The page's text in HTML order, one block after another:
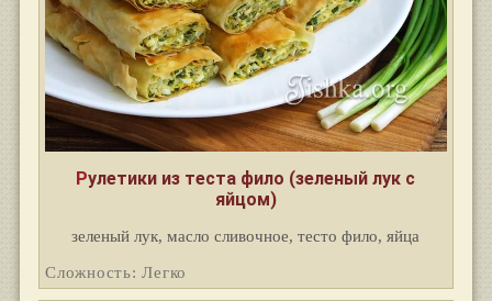
Рулетики из теста фило (зеленый лук с
яйцом)
зеленый лук, масло сливочное, тесто фило, яйца
Сложность: Легко